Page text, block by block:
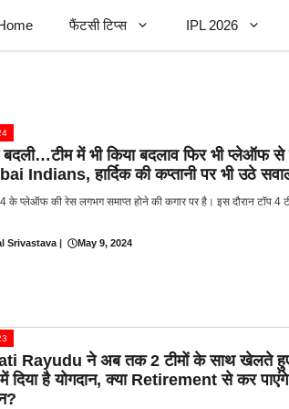
फैंटसी टिप्स IPL 2026
बदली…टीम में भी किया बदलाव फिर भी प्लेऑफ से
Indians, हार्दिक की कप्तानी पर भी उठे
के प्लेऑफ की रेस लगभग समाप्त होने की कगार पर है। इस दौरान टॉप 4
Srivastava | May 9, 2024
Rayudu ने अब तक 2 टीमों के साथ खेलते
दिया है योगदान, क्या Retirement से कर